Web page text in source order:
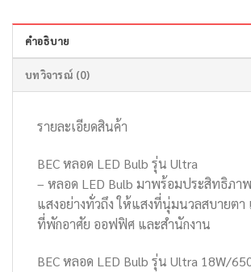
คำอธิบาย
บทวิจารณ์ (0)
รายละเอียดสินค้า
BEC หลอด LED Bulb รุ่น Ultra
– หลอด LED Bulb มาพร้อมประสิทธิภาพ
แสงอย่างทั่วถึง ให้แสงที่นุ่มนวลสบายตา
ที่พักอาศัย ออฟฟิศ และสำนักงาน
BEC หลอด LED Bulb รุ่น Ultra 18W/